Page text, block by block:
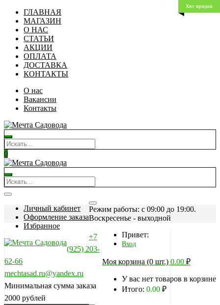
ГЛАВНАЯ
МАГАЗИН
О НАС
СТАТЬИ
АКЦИИ
ОПЛАТА
ДОСТАВКА
КОНТАКТЫ
О нас
Вакансии
Контакты
0
Личный кабинет
Оформление заказа
Избранное
Режим работы: c 09:00 до 19:00.
Воскресенье - выходной
Привет:
Вход
Моя корзина (0 шт.) 0.00 ₽
У вас нет товаров в корзине
Итого: 0.00 ₽
+7
(925) 203-
62-66
mechtasad.ru@yandex.ru
Минимальная сумма заказа
2000 рублей
Хит продаж